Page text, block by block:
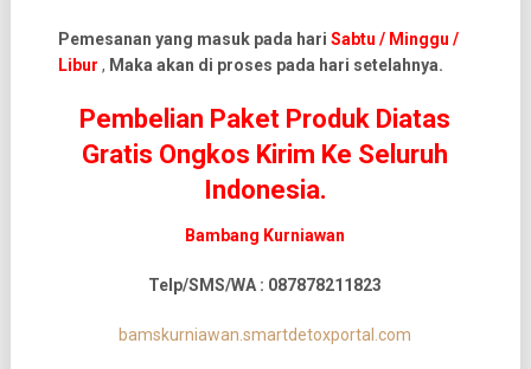
Pemesanan yang masuk pada hari Sabtu / Minggu /
Libur , Maka akan di proses pada hari setelahnya.
Pembelian Paket Produk Diatas
Gratis Ongkos Kirim Ke Seluruh
Indonesia.
Bambang Kurniawan
Telp/SMS/WA : 087878211823
bamskurniawan.smartdetoxportal.com